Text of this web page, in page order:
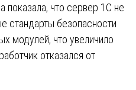
показала, что сервер 1С не
стандарты безопасности
модулей, что увеличило
отказался от